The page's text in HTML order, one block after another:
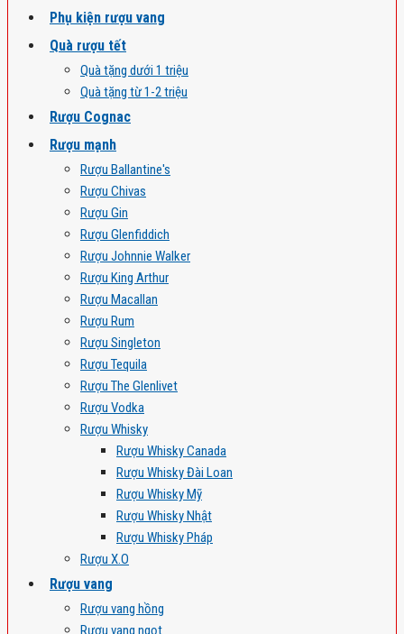
Phụ kiện rượu vang
Quà rượu tết
Quà tặng dưới 1 triệu
Quà tặng từ 1-2 triệu
Rượu Cognac
Rượu mạnh
Rượu Ballantine's
Rượu Chivas
Rượu Gin
Rượu Glenfiddich
Rượu Johnnie Walker
Rượu King Arthur
Rượu Macallan
Rượu Rum
Rượu Singleton
Rượu Tequila
Rượu The Glenlivet
Rượu Vodka
Rượu Whisky
Rượu Whisky Canada
Rượu Whisky Đài Loan
Rượu Whisky Mỹ
Rượu Whisky Nhật
Rượu Whisky Pháp
Rượu X.O
Rượu vang
Rượu vang hồng
Rượu vang ngọt